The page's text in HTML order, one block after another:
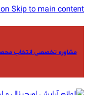
Skip to main content
مشاوره تخصصی انتخاب محصول با